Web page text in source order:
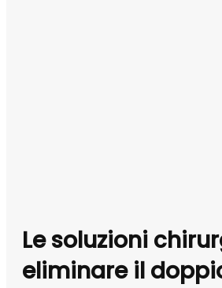
Le soluzioni
eliminare il